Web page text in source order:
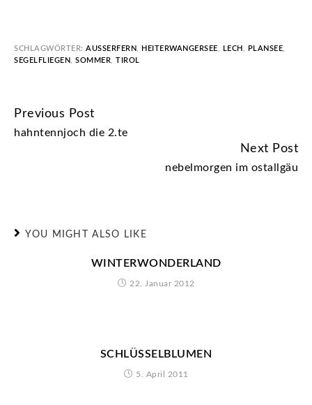
SCHLAGWÖRTER: AUSSERFERN HEITERWANGERSEE LECH PLANSEE
SEGELFLIEGEN
SOMMER TIROL
CONTINUE
READING
Previous Post
hahntennjoch die 2.te
Next Post
nebelmorgen im ostallgäu
YOU MIGHT ALSO LIKE
WINTERWONDERLAND
22. Januar 2012
SCHLÜSSELBLUMEN
5. April 2011